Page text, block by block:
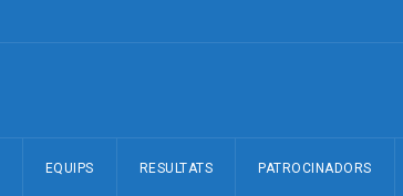
EQUIPS RESULTATS PATROCINADORS